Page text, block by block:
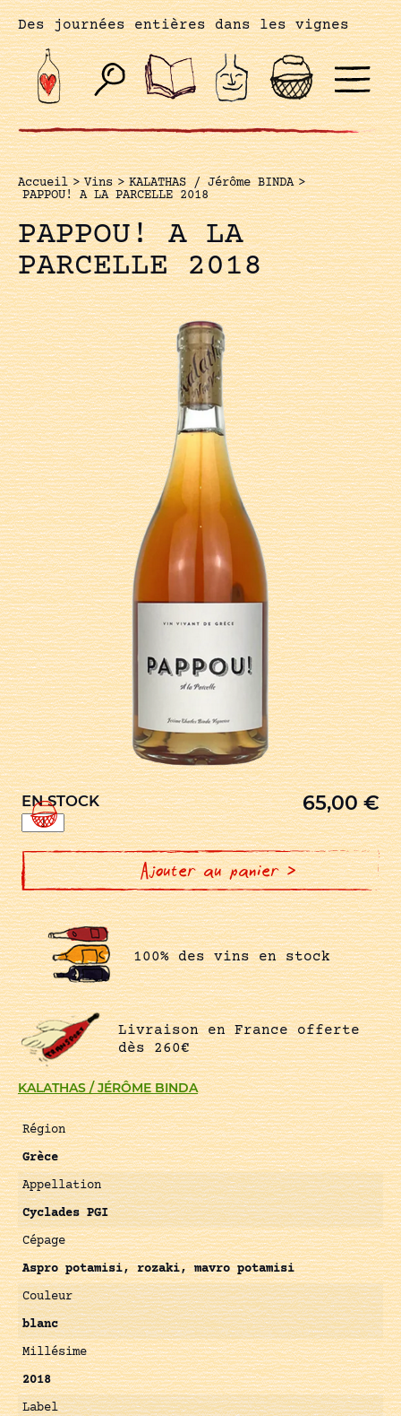
Des journées entières dans les vignes
Accueil > Vins > KALATHAS / Jérôme BINDA >
PAPPOU! A LA PARCELLE 2018
PAPPOU! A LA
PARCELLE 2018
KALATHAS / JÉRÔME BINDA
Région
Grèce
Appellation
Cyclades PGI
Cépage
Aspro potamisi, rozaki, mavro potamisi
Couleur
blanc
Millésime
2018
Label
EN STOCK 65,00€
quantité
de
PAPPOU!
A
LA
PARCELLE
Ajouter au panier >
100% des vins en stock
Livraison en France offerte
dès 260€